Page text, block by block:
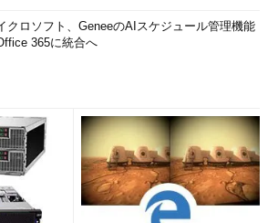
クロソフト、GeneeのAIスケジュール管理機能
365に統合へ